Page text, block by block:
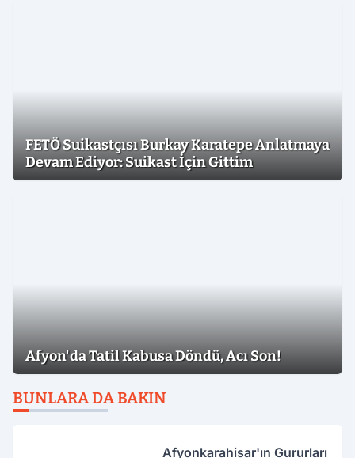
FETÖ Suikastçısı Burkay Karatepe Anlatmaya
Devam Ediyor: Suikast İçin Gittim
Afyon'da Tatil Kabusa Döndü, Acı Son!
BUNLARA DA BAKIN
Afyonkarahisar'ın Gururları